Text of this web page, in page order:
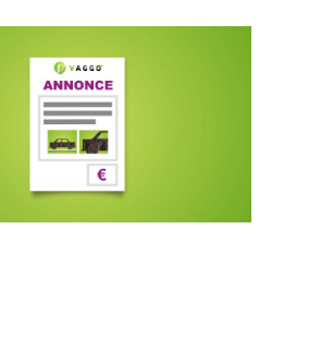
MOTION DESIGN
VAGGO - SERVICE EN LIGNE